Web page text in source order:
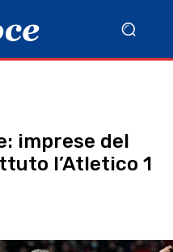
imprese del
l’Atletico 1